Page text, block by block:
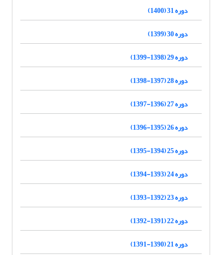
دوره 31 (1400)
دوره 30 (1399)
دوره 29 (1398-1399)
دوره 28 (1397-1398)
دوره 27 (1396-1397)
دوره 26 (1395-1396)
دوره 25 (1394-1395)
دوره 24 (1393-1394)
دوره 23 (1392-1393)
دوره 22 (1391-1392)
دوره 21 (1390-1391)